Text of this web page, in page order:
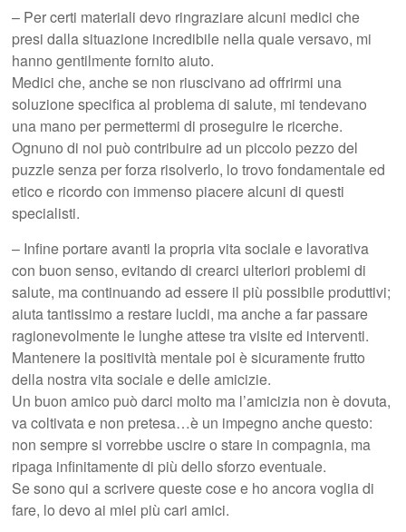
– Per certi materiali devo ringraziare alcuni medici che
presi dalla situazione incredibile nella quale versavo, mi
hanno gentilmente fornito aiuto.
Medici che, anche se non riuscivano ad offrirmi una
soluzione specifica al problema di salute, mi tendevano
una mano per permettermi di proseguire le ricerche.
Ognuno di noi può contribuire ad un piccolo pezzo del
puzzle senza per forza risolverlo, lo trovo fondamentale ed
etico e ricordo con immenso piacere alcuni di questi
specialisti.
– Infine portare avanti la propria vita sociale e lavorativa
con buon senso, evitando di crearci ulteriori problemi di
salute, ma continuando ad essere il più possibile produttivi;
aiuta tantissimo a restare lucidi, ma anche a far passare
ragionevolmente le lunghe attese tra visite ed interventi.
Mantenere la positività mentale poi è sicuramente frutto
della nostra vita sociale e delle amicizie.
Un buon amico può darci molto ma l’amicizia non è dovuta,
va coltivata e non pretesa…è un impegno anche questo:
non sempre si vorrebbe uscire o stare in compagnia, ma
ripaga infinitamente di più dello sforzo eventuale.
Se sono qui a scrivere queste cose e ho ancora voglia di
fare, lo devo ai miei più cari amici.